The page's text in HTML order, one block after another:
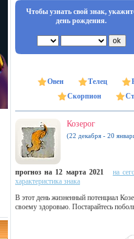
Чтобы узнать свой знак,
день рождения.
Овен Телец
Скорпион
Козерог
(22 декабря - 20
прогноз на 12 марта 2021
на
характеристика знака
В этот день жизненный потенциал
своему здоровью. Постарайтесь